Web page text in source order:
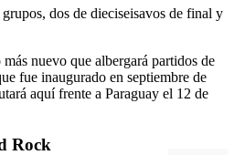
dos de dieciseisavos de final y
más nuevo que albergará partidos de
fue inaugurado en septiembre de
aquí frente a Paraguay el 12 de
Rock